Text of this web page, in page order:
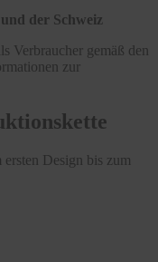
der Schweiz
Verbraucher gemäß den
zur
Design bis zum